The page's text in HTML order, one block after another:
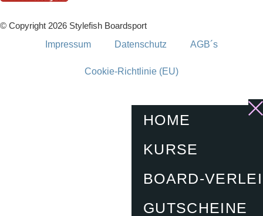
© Copyright 2026 Stylefish Boardsport
Impressum
Datenschutz AGB´s
Cookie-Richtlinie (EU)
HOME
KURSE
BOARD-
GUTSCHEINE